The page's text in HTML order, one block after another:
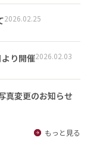
2026.02.25
り開催2026.02.03
真変更のお知らせ
もっと見る